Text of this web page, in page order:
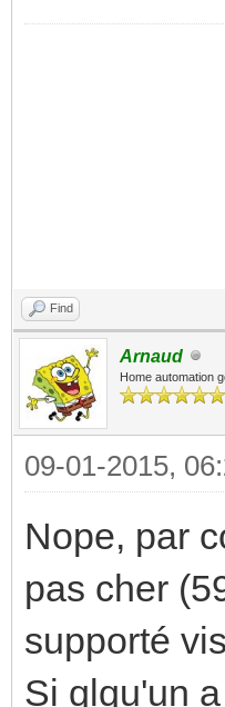
Find
Arnaud
Home automation
09-01-2015,
Nope, par
pas cher
supporté
Si qlqu'un